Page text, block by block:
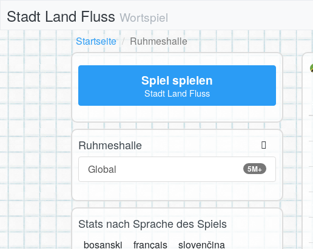
Stadt Land Fluss Wortspiel
Startseite
Ruhmeshalle
Spiel spielen
Stadt Land Fluss
Ruhmeshalle
5M+
Global
Stats nach Sprache des Spiels
bosanski français
slovenčina